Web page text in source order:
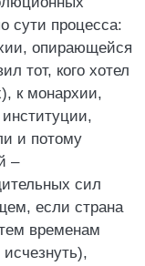
сути процесса:
опирающейся
тот, кого хотел
к монархии,
и потому
–
сил
если страна
временам